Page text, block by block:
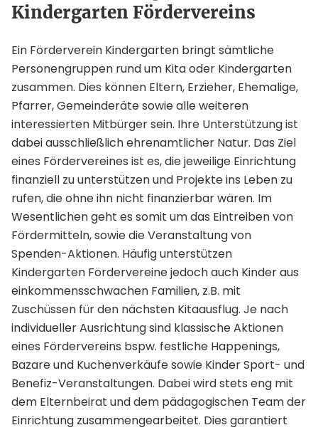
Kindergarten Fördervereins
Ein Förderverein Kindergarten bringt sämtliche
Personengruppen rund um Kita oder Kindergarten
zusammen. Dies können Eltern, Erzieher, Ehemalige,
Pfarrer, Gemeinderäte sowie alle weiteren
interessierten Mitbürger sein. Ihre Unterstützung ist
dabei ausschließlich ehrenamtlicher Natur. Das Ziel
eines Fördervereines ist es, die jeweilige Einrichtung
finanziell zu unterstützen und Projekte ins Leben zu
rufen, die ohne ihn nicht finanzierbar wären. Im
Wesentlichen geht es somit um das Eintreiben von
Fördermitteln, sowie die Veranstaltung von
Spenden-Aktionen. Häufig unterstützen
Kindergarten Fördervereine jedoch auch Kinder aus
einkommensschwachen Familien, z.B. mit
Zuschüssen für den nächsten Kitaausflug. Je nach
individueller Ausrichtung sind klassische Aktionen
eines Fördervereins bspw. festliche Happenings,
Bazare und Kuchenverkäufe sowie Kinder Sport- und
Benefiz-Veranstaltungen. Dabei wird stets eng mit
dem Elternbeirat und dem pädagogischen Team der
Einrichtung zusammengearbeitet. Dies garantiert